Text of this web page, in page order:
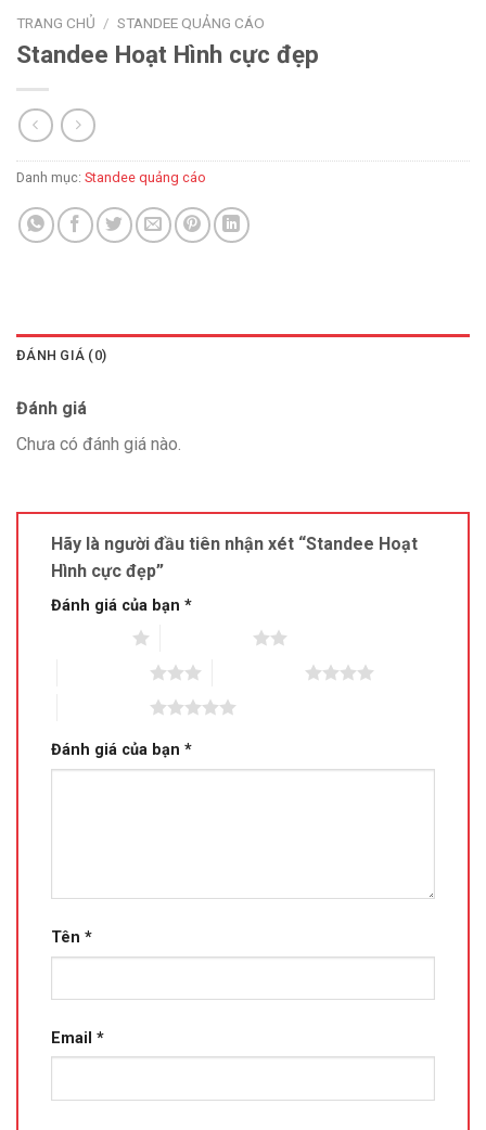
TRANG CHỦ / STANDEE QUẢNG CÁO
Standee Hoạt Hình cực đẹp
Danh mục: Standee quảng cáo
ĐÁNH GIÁ (0)
Đánh giá
Chưa có đánh giá nào.
Hãy là người đầu tiên nhận xét “Standee Hoạt
Hình cực đẹp”
Đánh giá của bạn *
Đánh giá của bạn *
Tên *
Email *